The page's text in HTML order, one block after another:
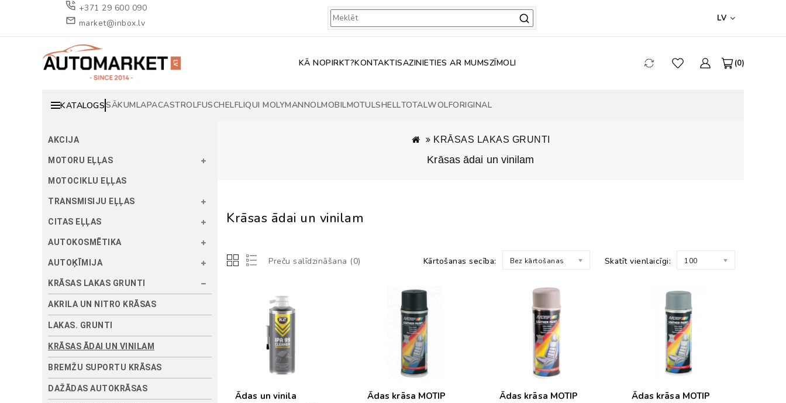
+371 29 600 090
market@inbox.lv
LV
KĀ NOPIRKT?KONTAKTISAZINIETIES AR MUMSZĪMOLI 0
KATALOGSSĀKUMLAPACASTROLFUSCHELFLIQUI MOLYMANNOLMOBILMOTULSHELLTOTALWOLFORIGINAL
AKCIJA
MOTORU EĻĻAS
MOTOCIKLU EĻĻAS
TRANSMISIJU EĻĻAS
CITAS EĻĻAS
AUTOKOSMĒTIKA
AUTOĶĪMIJA
KRĀSAS LAKAS GRUNTI
AKRILA UN NITRO KRĀSAS
LAKAS. GRUNTI
KRĀSAS ĀDAI UN VINILAM
BREMŽU SUPORTU KRĀSAS
DAŽĀDAS AUTOKRĀSAS
KRĀSAS LAKAS GRUNTI
Krāsas ādai un vinilam
Krāsas ādai un vinilam
Preču salīdzināšana (0) Kārtošanas secība: Bez kārtošanas Skatīt vienlaicīgi: 100
Ādas un vinila
Ādas krāsa MOTIP
Ādas krāsa MOTIP
Ādas krāsa MOTIP